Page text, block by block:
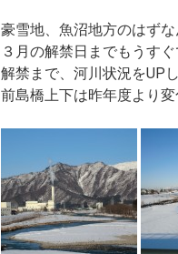
豪雪地、魚沼地方のはず
３月の解禁日までもうすぐ
解禁まで、河川状況をUP
前島橋上下は昨年度より